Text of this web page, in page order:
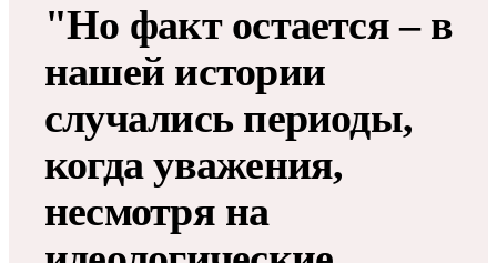
"Но факт остается – в
нашей истории
случались периоды,
когда уважения,
несмотря на